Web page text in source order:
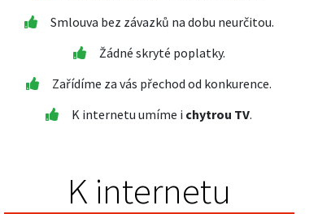
Smlouva bez závazků na dobu neurčitou.
Žádné skryté poplatky.
Zařídíme za vás přechod od konkurence.
K internetu umíme i chytrou TV.
K internetu